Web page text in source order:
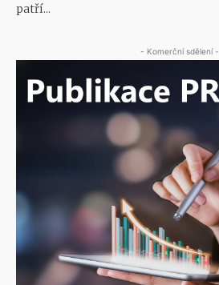
patří...
- Komerční sdělení -